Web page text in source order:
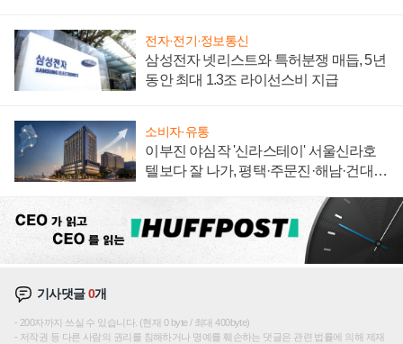
전자·전기·정보통신
삼성전자 넷리스트와 특허분쟁 매듭, 5년
동안 최대 1.3조 라이선스비 지급
소비자·유통
이부진 야심작 '신라스테이' 서울신라호
텔보다 잘 나가, 평택·주문진·해남·건대로
기사댓글0개
200자까지 쓰실 수 있습니다. (현재 0 byte / 최대 400byte)
저작권 등 다른 사람의 권리를 침해하거나 명예를 훼손하는 댓글은 관련 법률에 의해 제재